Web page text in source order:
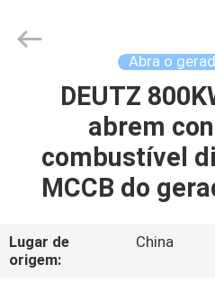
CASA
PRODUTOS
NÓS
STONE
POWER
Abra o
DEUTZ
abrem
combustível
MCCB do
Lugar de
origem:
China